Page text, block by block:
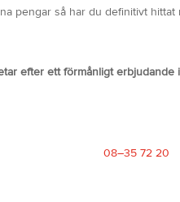
pengar så har du definitivt hittat
efter ett förmånligt
08–35 72 20